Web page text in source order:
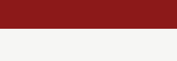
principal